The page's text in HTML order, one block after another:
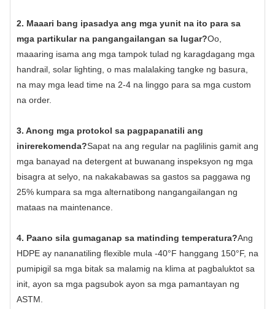
2. Maaari bang ipasadya ang mga yunit na ito para sa
mga partikular na pangangailangan sa lugar?Oo,
maaaring isama ang mga tampok tulad ng karagdagang mga
handrail, solar lighting, o mas malalaking tangke ng basura,
na may mga lead time na 2-4 na linggo para sa mga custom
na order.
3. Anong mga protokol sa pagpapanatili ang
inirerekomenda?Sapat na ang regular na paglilinis gamit ang
mga banayad na detergent at buwanang inspeksyon ng mga
bisagra at selyo, na nakakabawas sa gastos sa paggawa ng
25% kumpara sa mga alternatibong nangangailangan ng
mataas na maintenance.
4. Paano sila gumaganap sa matinding temperatura?Ang
HDPE ay nananatiling flexible mula -40°F hanggang 150°F, na
pumipigil sa mga bitak sa malamig na klima at pagbaluktot sa
init, ayon sa mga pagsubok ayon sa mga pamantayan ng
ASTM.